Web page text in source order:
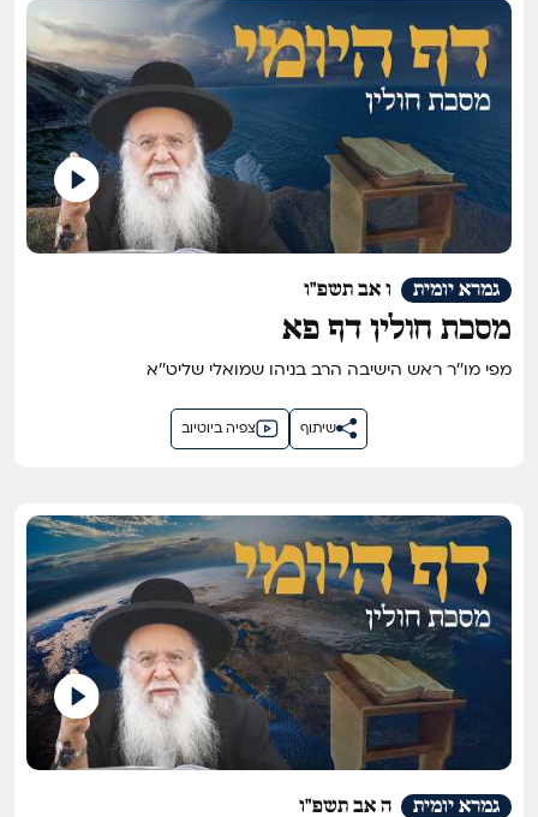
ו אב תשפ"ו גמרא יומית
מסכת חולין דף פא
מפי מו''ר ראש הישיבה הרב בניהו שמואלי שליט''א
צפיה ביוטיוב שיתוף
ה אב תשפ"ו גמרא יומית